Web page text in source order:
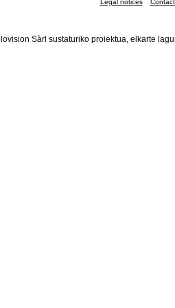
Legal notices
Sàrl sustaturiko proiektua, elkarte